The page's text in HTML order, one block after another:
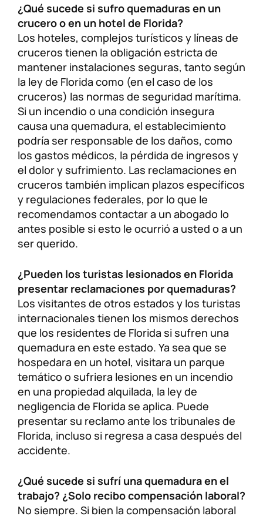
¿Qué sucede si sufro quemaduras en un
crucero o en un hotel de Florida?
Los hoteles, complejos turísticos y líneas de
cruceros tienen la obligación estricta de
mantener instalaciones seguras, tanto según
la ley de Florida como (en el caso de los
cruceros) las normas de seguridad marítima.
Si un incendio o una condición insegura
causa una quemadura, el establecimiento
podría ser responsable de los daños, como
los gastos médicos, la pérdida de ingresos y
el dolor y sufrimiento. Las reclamaciones en
cruceros también implican plazos específicos
y regulaciones federales, por lo que le
recomendamos contactar a un abogado lo
antes posible si esto le ocurrió a usted o a un
ser querido.
¿Pueden los turistas lesionados en Florida
presentar reclamaciones por quemaduras?
Los visitantes de otros estados y los turistas
internacionales tienen los mismos derechos
que los residentes de Florida si sufren una
quemadura en este estado. Ya sea que se
hospedara en un hotel, visitara un parque
temático o sufriera lesiones en un incendio
en una propiedad alquilada, la ley de
negligencia de Florida se aplica. Puede
presentar su reclamo ante los tribunales de
Florida, incluso si regresa a casa después del
accidente.
¿Qué sucede si sufrí una quemadura en el
trabajo? ¿Solo recibo compensación laboral?
No siempre. Si bien la compensación laboral